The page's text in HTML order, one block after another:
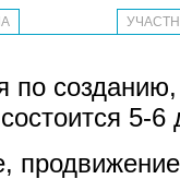
по
5-6